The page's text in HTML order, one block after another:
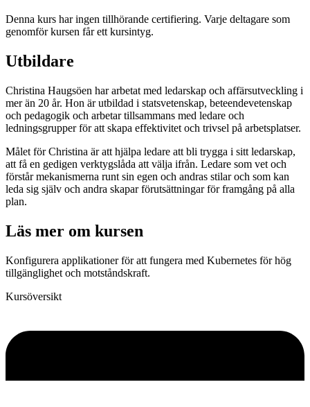
Denna kurs har ingen tillhörande certifiering. Varje deltagare som
genomför kursen får ett kursintyg.
Utbildare
Christina Haugsöen har arbetat med ledarskap och affärsutveckling i
mer än 20 år. Hon är utbildad i statsvetenskap, beteendevetenskap
och pedagogik och arbetar tillsammans med ledare och
ledningsgrupper för att skapa effektivitet och trivsel på arbetsplatser.
Målet för Christina är att hjälpa ledare att bli trygga i sitt ledarskap,
att få en gedigen verktygslåda att välja ifrån. Ledare som vet och
förstår mekanismerna runt sin egen och andras stilar och som kan
leda sig själv och andra skapar förutsättningar för framgång på alla
plan.
Läs mer om kursen
Konfigurera applikationer för att fungera med Kubernetes för hög
tillgänglighet och motståndskraft.
Kursöversikt